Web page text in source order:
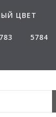
ЦВЕТ
5784